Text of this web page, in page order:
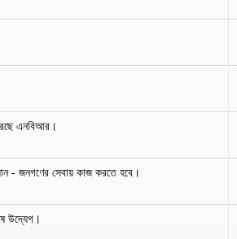
এনবিআর।
- জনগণের সেবায় কাজ করতে হবে।
উদ্যেগ।